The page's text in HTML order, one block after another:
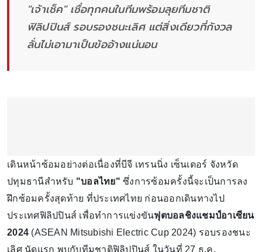
"เจ้าเช็ค" เชื่อทุกคนในทีมพร้อมลุยทีมชาติ
ฟิลิปปินส์ รอบรองชนะเลิศ แต่สิ่งเดียวที่กังวล
ลั่นไม่เอามาเป็นข้ออ้างแน่นอน
เดินหน้าซ้อมอย่างต่อเนื่องที่บีจี เทรนนิ่ง เซ็นเตอร์ จังหวัด
ปทุมธานีสำหรับ "บอลไทย" ซึ่งการซ้อมครั้งนี้จะเป็นการลง
ฝึกซ้อมครั้งสุดท้าย ที่ประเทศไทย ก่อนออกเดินทางไป
ประเทศฟิลิปปินส์ เพื่อทำการแข่งขันฟุตบอลชิงแชมป์อาเซียน
2024 (ASEAN Mitsubishi Electric Cup 2024) รอบรองชนะ
เลิศ นัดแรก พบกับทีมชาติฟิลิปปินส์ ในวันที่ 27 ธ.ค.